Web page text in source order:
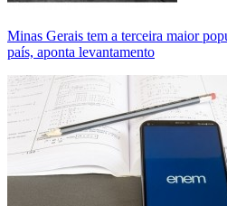
Minas Gerais tem a terceira maior
país, aponta levantamento